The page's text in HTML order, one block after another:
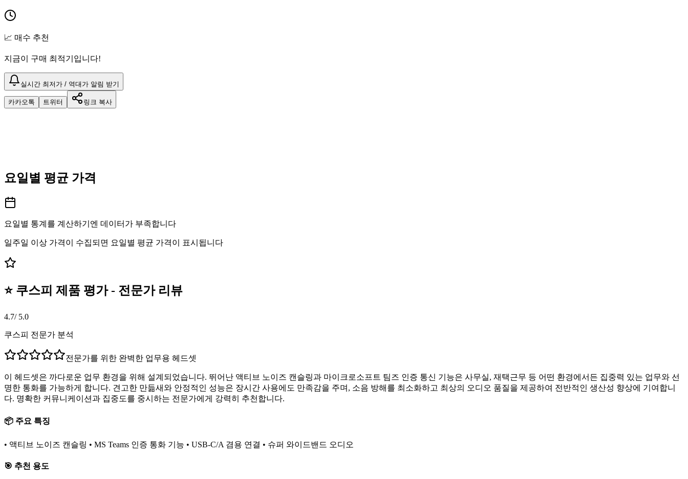
📈 매수 추천
지금이 구매 최적기입니다!
실시간 최저가 / 역대가 알림 받기
카카오톡 트위터 링크 복사
요일별 평균 가격
요일별 통계를 계산하기엔 데이터가 부족합니다
일주일 이상 가격이 수집되면 요일별 평균 가격이 표시됩니다
⭐ 쿠스피 제품 평가 - 전문가 리뷰
4.7/ 5.0
쿠스피 전문가 분석
전문가를 위한 완벽한 업무용 헤드셋
이 헤드셋은 까다로운 업무 환경을 위해 설계되었습니다. 뛰어난 액티브 노이즈 캔슬링과 마이크로소프트 팀즈 인증 통신 기능은 사무실, 재택근무 등 어떤 환경에서든 집중력 있는 업무와 선
명한 통화를 가능하게 합니다. 견고한 만듦새와 안정적인 성능은 장시간 사용에도 만족감을 주며, 소음 방해를 최소화하고 최상의 오디오 품질을 제공하여 전반적인 생산성 향상에 기여합니
다. 명확한 커뮤니케이션과 집중도를 중시하는 전문가에게 강력히 추천합니다.
📦 주요 특징
• 액티브 노이즈 캔슬링 • MS Teams 인증 통화 기능 • USB-C/A 겸용 연결 • 슈퍼 와이드밴드 오디오
🎯 추천 용도